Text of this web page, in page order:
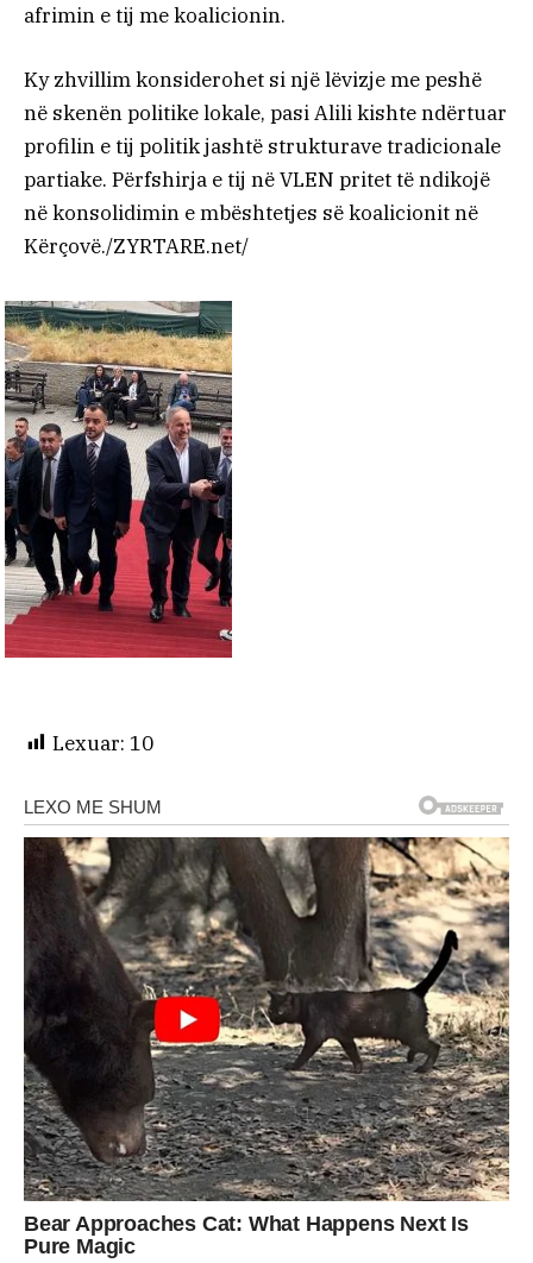
afrimin e tij me koalicionin.
Ky zhvillim konsiderohet si një lëvizje me peshë
në skenën politike lokale, pasi Alili kishte ndërtuar
profilin e tij politik jashtë strukturave tradicionale
partiake. Përfshirja e tij në VLEN pritet të ndikojë
në konsolidimin e mbështetjes së koalicionit në
Kërçovë./ZYRTARE.net/
Lexuar: 10